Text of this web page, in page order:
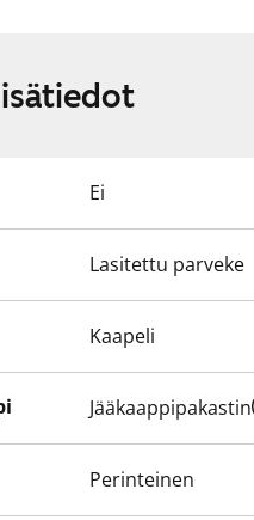
Ei
Lasitettu parveke
Kaapeli
Jääkaappipakastin
Perinteinen